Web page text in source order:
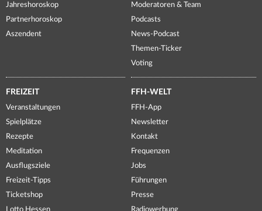
Jahreshoroskop
Partnerhoroskop
Aszendent
Moderatoren & Team
Podcasts
News-Podcast
Themen-Ticker
Voting
FREIZEIT
Veranstaltungen
Spielplätze
Rezepte
Meditation
Ausflugsziele
Freizeit-Tipps
Ticketshop
Lotto Hessen
FFH-WELT
FFH-App
Newsletter
Kontakt
Frequenzen
Jobs
Führungen
Presse
Radiowerbung